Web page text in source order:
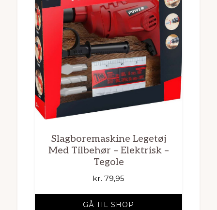
Slagboremaskine Legetøj
Med Tilbehør – Elektrisk –
Tegole
kr. 79,95
GÅ TIL SHOP